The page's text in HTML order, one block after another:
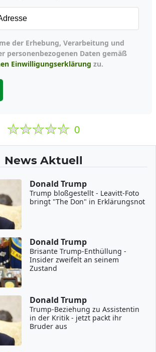
personenbezogenen Daten gemäß
Einwilligungserklärung zu.
0
News Aktuell
Donald Trump
Trump bloßgestellt - Leavitt-Foto
bringt "The Don" in Erklärungsnot
Donald Trump
Brisante Trump-Enthüllung -
Insider zweifelt an seinem
Zustand
Donald Trump
Trump-Beziehung zu Assistentin
in der Kritik - jetzt packt ihr
Bruder aus